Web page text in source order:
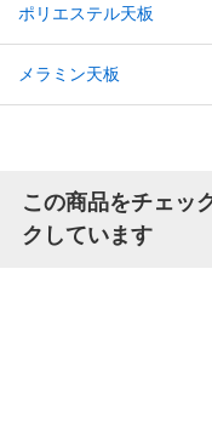
ポリエステル天板
メラミン天板
この商品をチェッ
クしています